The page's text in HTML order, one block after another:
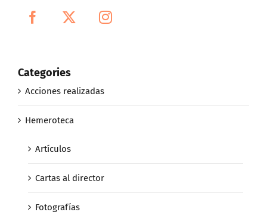
Categories
Acciones realizadas
Hemeroteca
Artículos
Cartas al director
Fotografías